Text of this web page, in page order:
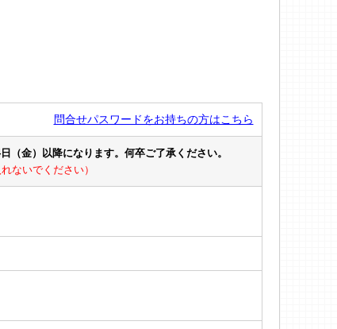
問合せパスワードをお持ちの方はこちら
金）以降になります。何卒ご了承ください。
ないでください）